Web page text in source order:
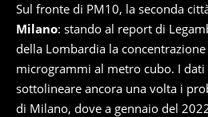
Sul fronte di PM10, la seconda
Milano: stando al report di
della Lombardia la
microgrammi al metro cubo. I
sottolineare ancora una volta i
di Milano, dove a gennaio del